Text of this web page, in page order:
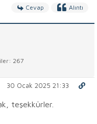
Cevap Alıntı
267
30 Ocak 2025 21:33
teşekkürler.